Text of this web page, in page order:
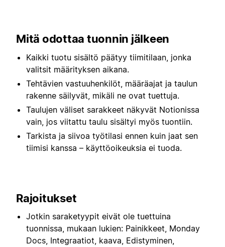
Mitä odottaa tuonnin jälkeen
Kaikki tuotu sisältö päätyy tiimitilaan, jonka
valitsit määrityksen aikana.
Tehtävien vastuuhenkilöt, määräajat ja taulun
rakenne säilyvät, mikäli ne ovat tuettuja.
Taulujen väliset sarakkeet näkyvät Notionissa
vain, jos viitattu taulu sisältyi myös tuontiin.
Tarkista ja siivoa työtilasi ennen kuin jaat sen
tiimisi kanssa – käyttöoikeuksia ei tuoda.
Rajoitukset
Jotkin saraketyypit eivät ole tuettuina
tuonnissa, mukaan lukien: Painikkeet, Monday
Docs, Integraatiot, kaava, Edistyminen,